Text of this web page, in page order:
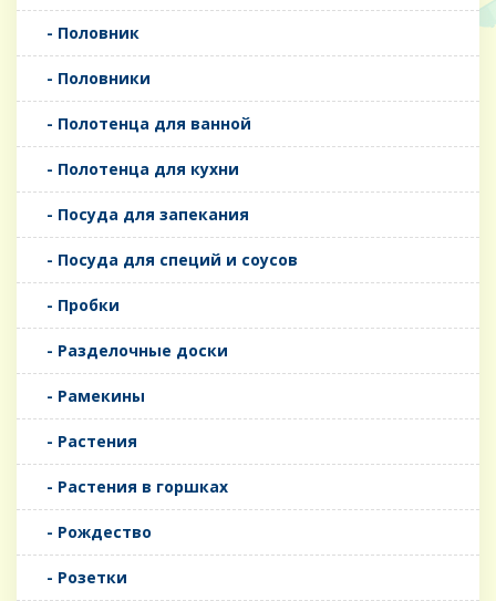
- Половник
- Половники
- Полотенца для ванной
- Полотенца для кухни
- Посуда для запекания
- Посуда для специй и соусов
- Пробки
- Разделочные доски
- Рамекины
- Растения
- Растения в горшках
- Рождество
- Розетки